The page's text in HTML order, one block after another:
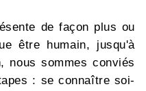
de façon plus ou
être humain, jusqu'à
nous sommes conviés
: se connaître soi-